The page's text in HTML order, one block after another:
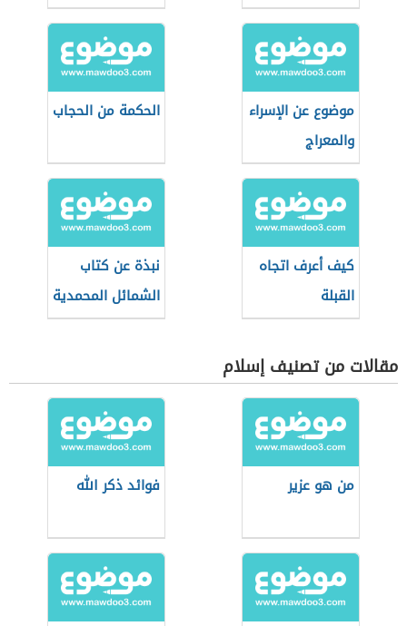
موضوع عن الإسراء
والمعراج
الحكمة من الحجاب
كيف أعرف اتجاه
القبلة
نبذة عن كتاب
الشمائل المحمدية
للترمذي
مقالات من تصنيف إسلام
من هو عزير فوائد ذكر الله